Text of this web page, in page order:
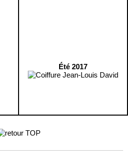
Été 2017